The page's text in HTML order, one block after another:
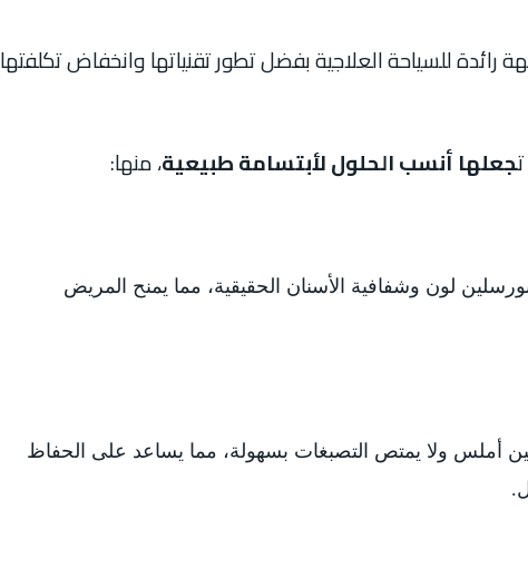
للسياحة العلاجية بفضل تطور تقنياتها وانخفاض تكلفتها
جعلها أنسب الحلول لأبتسامة طبيعية، منها:
لون وشفافية الأسنان الحقيقية، مما يمنح المريض
أملس ولا يمتص التصبغات بسهولة، مما يساعد على الحفاظ